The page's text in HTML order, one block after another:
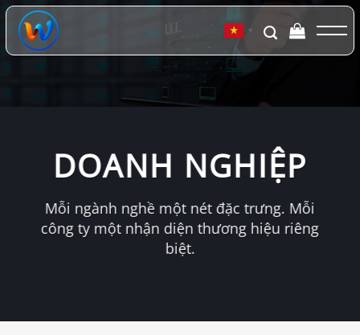
Chuyển
đến
dung
▼
DOANH NGHIỆP
Mỗi ngành nghề một nét đặc trưng. Mỗi
công ty một nhận diện thương hiệu riêng
biệt.